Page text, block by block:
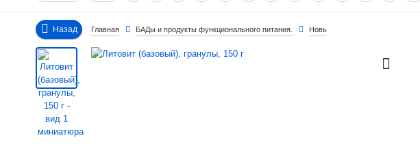
Назад Главная БАДы и продукты функционального питания. Новь